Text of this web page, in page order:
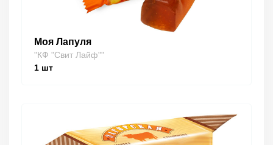
Моя Лапуля
"КФ "Свит Лайф""
1 шт